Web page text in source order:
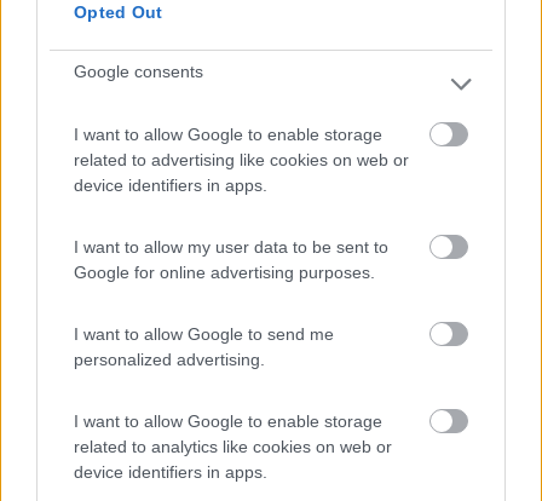
Opted Out
Google consents
I want to allow Google to enable storage
related to advertising like cookies on web or
device identifiers in apps.
I want to allow my user data to be sent to
Google for online advertising purposes.
I want to allow Google to send me
personalized advertising.
I want to allow Google to enable storage
related to analytics like cookies on web or
device identifiers in apps.
ci si può connettere gratuitamente ad internet.
ad aiutarti in tutte le necessità. I servizi sono puliti
poste sotto una folta pineta che garantisce ombra
h24. La vicinanza al mare rende questo
campeggio un posto meraviglioso dove si
spiaggia e usufruire della tranquillità che offre
questo posto. Lo consiglio a tutti i tipi di
luogo immerso nella natura e nella tranquillità
assoluta.
Accoglienza Caratteristiche Posizione
Punto ristoro
Servizi